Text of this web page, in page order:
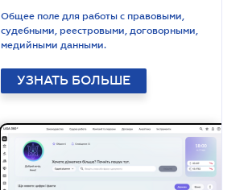
Общее поле для работы с правовыми,
судебными, реестровыми, договорными,
медийными данными.
УЗНАТЬ БОЛЬШЕ